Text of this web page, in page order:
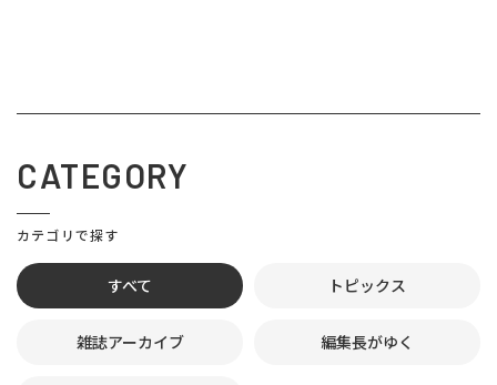
CATEGORY
カテゴリで探す
すべて トピックス
雑誌アーカイブ 編集長がゆく